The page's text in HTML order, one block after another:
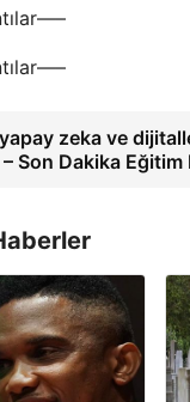
zeka ve
– Son Dakika